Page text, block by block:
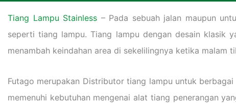
Tiang Lampu Stainless – Pada sebuah jalan maupun
seperti tiang lampu. Tiang lampu dengan desain klasik
menambah keindahan area di sekelilingnya ketika malam
Futago merupakan Distributor tiang lampu untuk
memenuhi kebutuhan mengenai alat tiang penerangan